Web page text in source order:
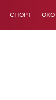
СПОРТ OKO